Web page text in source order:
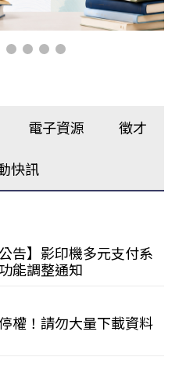
電子資源 徵才
快訊
公告】影印機多元支付系
能調整通知
權！請勿大量下載資料